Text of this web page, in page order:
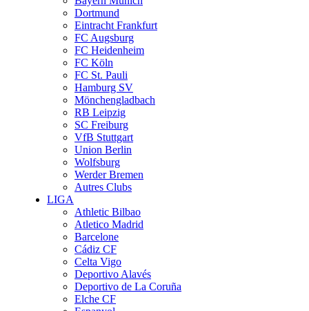
Dortmund
Eintracht Frankfurt
FC Augsburg
FC Heidenheim
FC Köln
FC St. Pauli
Hamburg SV
Mönchengladbach
RB Leipzig
SC Freiburg
VfB Stuttgart
Union Berlin
Wolfsburg
Werder Bremen
Autres Clubs
LIGA
Athletic Bilbao
Atletico Madrid
Barcelone
Cádiz CF
Celta Vigo
Deportivo Alavés
Deportivo de La Coruña
Elche CF